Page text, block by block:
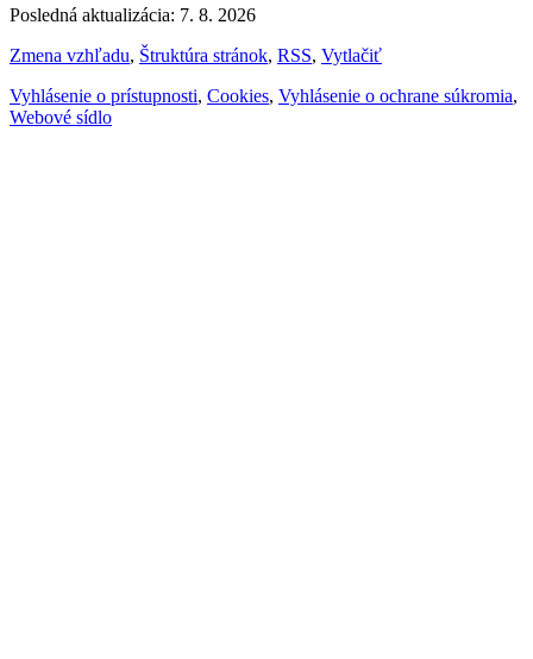
Posledná aktualizácia: 7. 8. 2026
Zmena vzhľadu, Štruktúra stránok, RSS, Vytlačiť
Vyhlásenie o prístupnosti, Cookies, Vyhlásenie o ochrane súkromia,
Webové sídlo